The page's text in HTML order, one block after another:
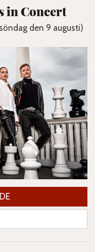
in Concert
den 9 augusti)